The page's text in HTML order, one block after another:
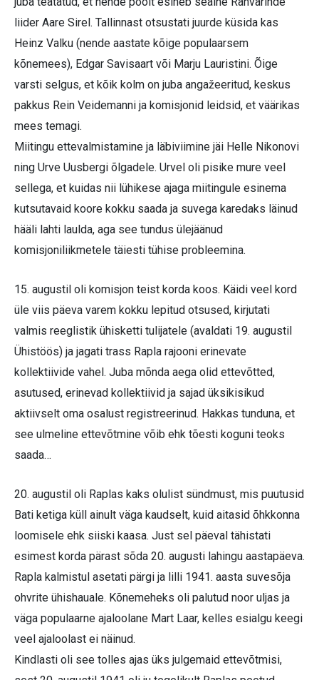
liider Aare Sirel. Tallinnast otsustati juurde küsida kas
Heinz Valku (nende aastate kõige populaarsem
kõnemees), Edgar Savisaart või Marju Lauristini. Õige
varsti selgus, et kõik kolm on juba angažeeritud, keskus
pakkus Rein Veidemanni ja komisjonid leidsid, et väärikas
mees temagi.
Miitingu ettevalmistamine ja läbiviimine jäi Helle Nikonovi
ning Urve Uusbergi õlgadele. Urvel oli pisike mure veel
sellega, et kuidas nii lühikese ajaga miitingule esinema
kutsutavaid koore kokku saada ja suvega karedaks läinud
hääli lahti laulda, aga see tundus ülejäänud
komisjoniliikmetele täiesti tühise probleemina.
15. augustil oli komisjon teist korda koos. Käidi veel kord
üle viis päeva varem kokku lepitud otsused, kirjutati
valmis reeglistik ühisketti tulijatele (avaldati 19. augustil
Ühistöös) ja jagati trass Rapla rajooni erinevate
kollektiivide vahel. Juba mõnda aega olid ettevõtted,
asutused, erinevad kollektiivid ja sajad üksikisikud
aktiivselt oma osalust registreerinud. Hakkas tunduna, et
see ulmeline ettevõtmine võib ehk tõesti koguni teoks
saada…
20. augustil oli Raplas kaks olulist sündmust, mis puutusid
Bati ketiga küll ainult väga kaudselt, kuid aitasid õhkkonna
loomisele ehk siiski kaasa. Just sel päeval tähistati
esimest korda pärast sõda 20. augusti lahingu aastapäeva.
Rapla kalmistul asetati pärgi ja lilli 1941. aasta suvesõja
ohvrite ühishauale. Kõnemeheks oli palutud noor uljas ja
väga populaarne ajaloolane Mart Laar, kelles esialgu keegi
veel ajaloolast ei näinud.
Kindlasti oli see tolles ajas üks julgemaid ettevõtmisi,